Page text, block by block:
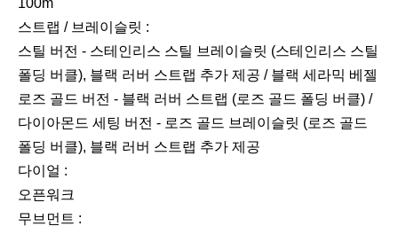
100m
스트랩 / 브레이슬릿 :
스틸 버전 - 스테인리스 스틸 브레이슬릿 (스테인리스 스틸
폴딩 버클), 블랙 러버 스트랩 추가 제공 / 블랙 세라믹 베젤
로즈 골드 버전 - 블랙 러버 스트랩 (로즈 골드 폴딩 버클) /
다이아몬드 세팅 버전 - 로즈 골드 브레이슬릿 (로즈 골드
폴딩 버클), 블랙 러버 스트랩 추가 제공
다이얼 :
오픈워크
무브먼트 :